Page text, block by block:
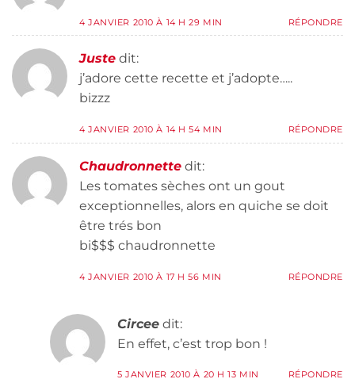
4 JANVIER 2010 À 14 H 29 MIN RÉPONDRE
Juste dit:
j’adore cette recette et j’adopte…..
bizzz
4 JANVIER 2010 À 14 H 54 MIN RÉPONDRE
Chaudronnette dit:
Les tomates sèches ont un gout
exceptionnelles, alors en quiche se doit
être trés bon
bi$$$ chaudronnette
4 JANVIER 2010 À 17 H 56 MIN RÉPONDRE
Circee dit:
En effet, c’est trop bon !
5 JANVIER 2010 À 20 H 13 MIN RÉPONDRE